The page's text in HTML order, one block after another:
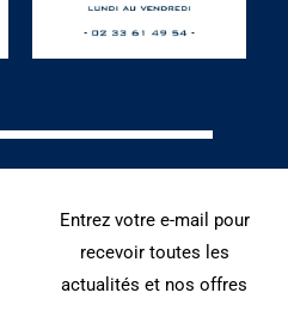
Entrez votre e-mail pour
recevoir toutes les
actualités et nos offres